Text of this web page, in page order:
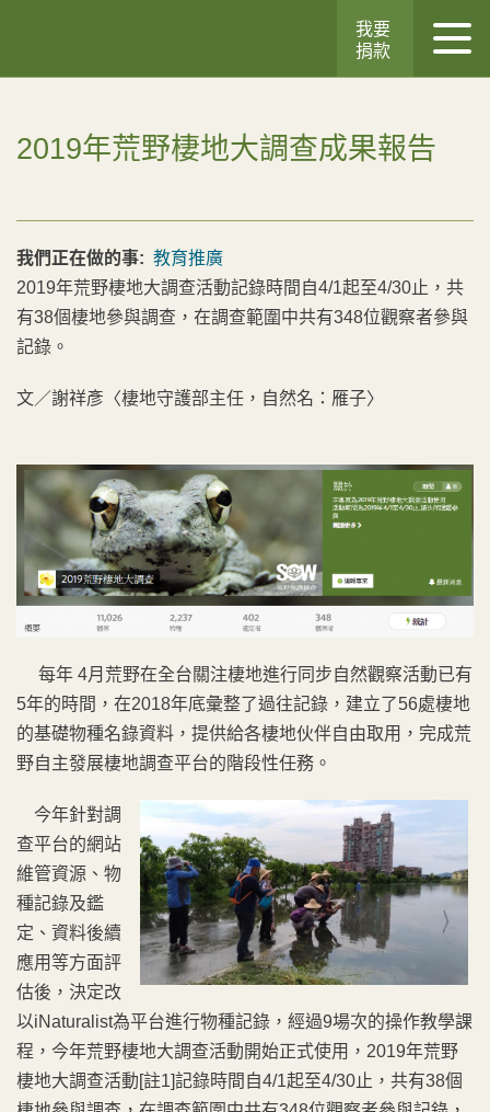
我要
捐款
2019年荒野棲地大調查成果報告
我們正在做的事: 教育推廣
2019年荒野棲地大調查活動記錄時間自4/1起至4/30止，共
有38個棲地參與調查，在調查範圍中共有348位觀察者參與
記錄。
文／謝祥彥〈棲地守護部主任，自然名：雁子〉
每年 4月荒野在全台關注棲地進行同步自然觀察活動已有
5年的時間，在2018年底彙整了過往記錄，建立了56處棲地
的基礎物種名錄資料，提供給各棲地伙伴自由取用，完成荒
野自主發展棲地調查平台的階段性任務。
今年針對調
查平台的網站
維管資源、物
種記錄及鑑
定、資料後續
應用等方面評
估後，決定改
以iNaturalist為平台進行物種記錄，經過9場次的操作教學課
程，今年荒野棲地大調查活動開始正式使用，2019年荒野
棲地大調查活動[註1]記錄時間自4/1起至4/30止，共有38個